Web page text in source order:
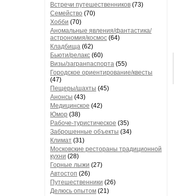
Встречи путешественников (73)
Семейство (70)
Хобби (70)
Аномальные явления/фантастика/
астрономия/космос (64)
Кладбища (62)
Бьюти/релакс (60)
Визы/загранпаспорта (55)
Городское ориентирование/квесты
(47)
Пещеры/шахты (45)
Анонсы (43)
Медицинское (42)
Юмор (38)
Рабоче-туристическое (35)
Заброшенные объекты (34)
Климат (31)
Московские рестораны традиционной
кухни (28)
Горные лыжи (27)
Автостоп (26)
Путешественники (26)
Делюсь опытом (21)